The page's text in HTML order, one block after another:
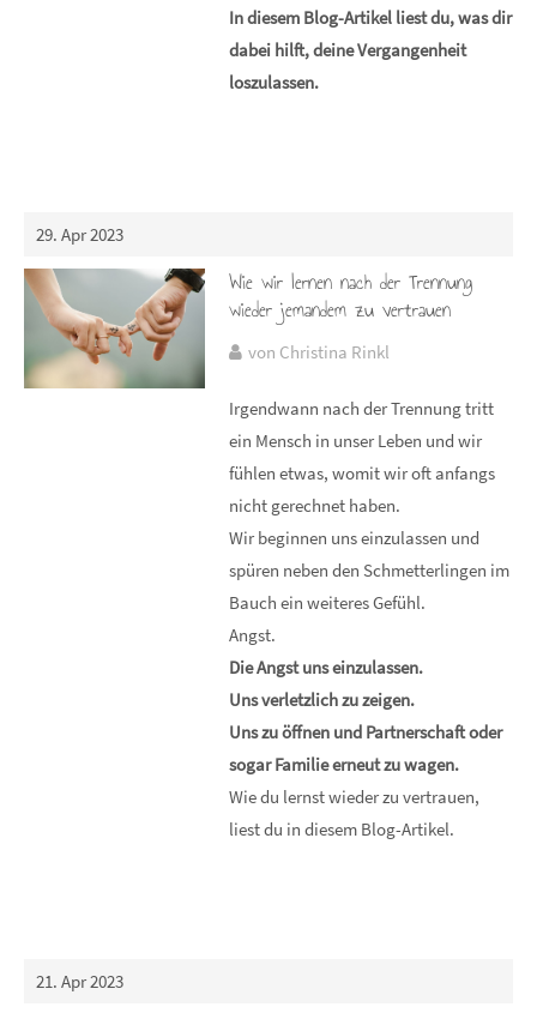
In diesem Blog-Artikel liest du, was dir
dabei hilft, deine Vergangenheit
loszulassen.
29. Apr 2023
Wie wir lernen nach der Trennung
wieder jemandem zu vertrauen
von Christina Rinkl
Irgendwann nach der Trennung tritt
ein Mensch in unser Leben und wir
fühlen etwas, womit wir oft anfangs
nicht gerechnet haben.
Wir beginnen uns einzulassen und
spüren neben den Schmetterlingen im
Bauch ein weiteres Gefühl.
Angst.
Die Angst uns einzulassen.
Uns verletzlich zu zeigen.
Uns zu öffnen und Partnerschaft oder
sogar Familie erneut zu wagen.
Wie du lernst wieder zu vertrauen,
liest du in diesem Blog-Artikel.
21. Apr 2023